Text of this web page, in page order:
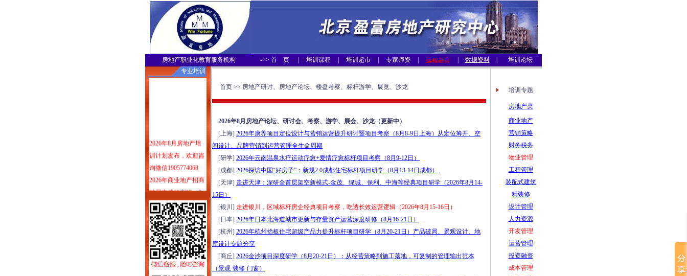
房地产职业化教育服务机构 ->> 首 页 培训课程 培训超市 专家师资 远程教育 数据资料
培训论坛
专业培训
月1-2日郑州）
塑造服务力：可落地
可变现的物业服务品
质体系打造实战培训
（2026年8月1-2日哈
尔滨）
首页 >> 房地产研讨、房地产论坛、楼盘考察、标杆游学、展览、沙龙
2026年8月房地产论坛、研讨会、考察、游学、展会、沙龙（更新中）
[上海] 2026年康养项目定位设计与营销运营提升研讨暨项目考察（8月8-9日上海）从定位筹开、空
间设计、品牌营销到运营管理全生命周期
[研学] 2026年云南温泉水疗运动疗愈+爱情疗愈标杆项目考察（8月9-12日）
[成都] 2026探访中国“好房子”：新规2.0成都住宅标杆项目研学（8月13-14日成都）
[天津] 走进天津：深研全首层架空新模式-金茂、绿城、保利、中海等经典项目研学（2026年8月14-
15日）
[银川] 走进银川，区域标杆房企经典项目考察，吃透长效运营逻辑（2026年8月15-16日）
[日本] 2026年日本北海道城市更新与存量资产运营深度研修（8月16-21日）
[杭州] 2026年杭州抬板住宅超级产品力提升标杆项目研学（8月20-21日）产品破局、景观设计、地
库设计专题分享
[商丘] 2026金沙项目深度研学（8月20-21日）：从经营策略到施工落地，可复制的管理输出范本
（景观·装修·门窗）
培训专题
房地产类
商业地产
营销策略
财务税务
物业管理
工程管理
装配式建筑
精装修
设计管理
人力资源
开发管理
运营管理
投资融资
成本管理